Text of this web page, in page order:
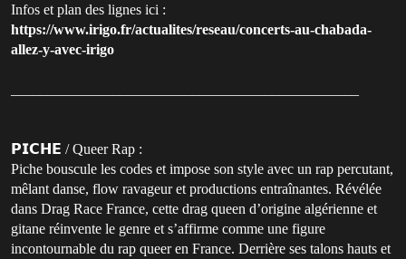
Infos et plan des lignes ici :
https://www.irigo.fr/actualites/reseau/concerts-au-chabada-
allez-y-avec-irigo
𝗣𝗜𝗖𝗛𝗘 / Queer Rap :
Piche bouscule les codes et impose son style avec un rap percutant,
mêlant danse, flow ravageur et productions entraînantes. Révélée
dans Drag Race France, cette drag queen d’origine algérienne et
gitane réinvente le genre et s’affirme comme une figure
incontournable du rap queer en France. Derrière ses talons hauts et